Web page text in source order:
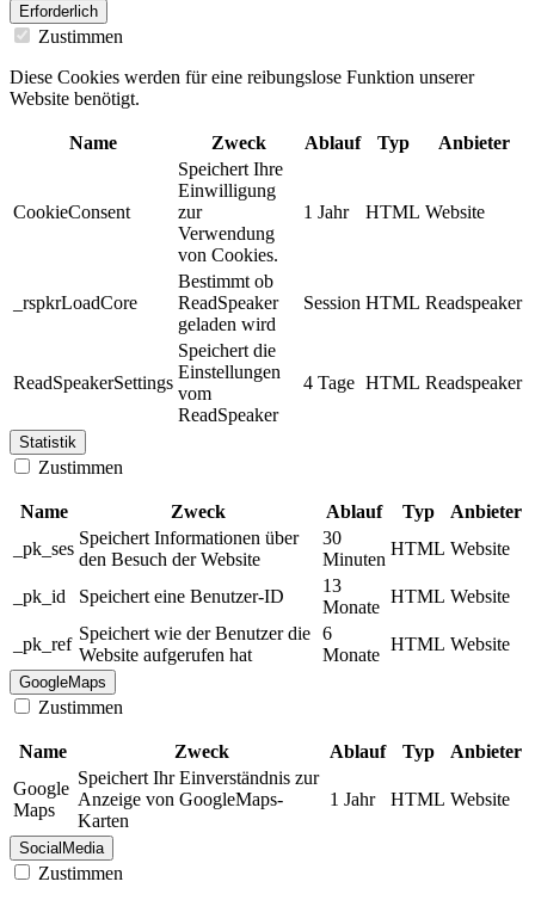
Erforderlich
Zustimmen
Diese Cookies werden für eine reibungslose Funktion unserer
Website benötigt.
Name Zweck Ablauf Typ Anbieter
CookieConsent
Speichert Ihre
Einwilligung
zur
Verwendung
von Cookies.
1 Jahr HTML Website
_rspkrLoadCore
Bestimmt ob
ReadSpeaker
geladen wird
Session HTML Readspeaker
ReadSpeakerSettings
Speichert die
Einstellungen
vom
ReadSpeaker
4 Tage HTML Readspeaker
Statistik
Zustimmen
Name Zweck Ablauf Typ
Anbieter
_pk_ses
Speichert Informationen über
den Besuch der Website
30
Minuten
HTML Website
_pk_id Speichert eine Benutzer-ID
13
Monate
HTML Website
_pk_ref
Speichert wie der Benutzer die
Website aufgerufen hat
6
Monate
HTML Website
GoogleMaps
Zustimmen
Name Zweck Ablauf Typ
Anbieter
Google
Maps
Speichert Ihr Einverständnis zur
Anzeige von GoogleMaps-
Karten
1 Jahr HTML Website
SocialMedia
Zustimmen